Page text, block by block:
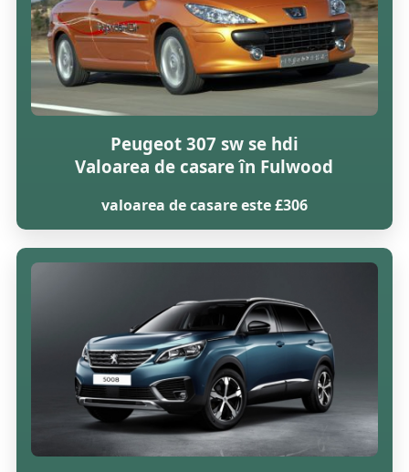
Peugeot 307 sw se hdi
Valoarea de casare în Fulwood
valoarea de casare este £306